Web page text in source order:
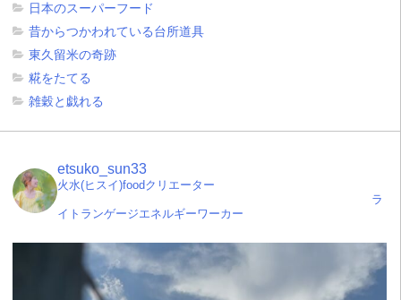
日本のスーパーフード
昔からつかわれている台所道具
東久留米の奇跡
糀をたてる
雑穀と戯れる
etsuko_sun33
火水(ヒスイ)foodクリエーター
ラ
イトランゲージエネルギーワーカー